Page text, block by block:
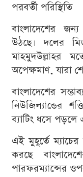
পরবর্তী পরিস্থিতি
বাংলাদেশের
উঠছে। দলের
মাহমুদউল্লাহর
অপেক্ষমাণ, যারা
বাংলাদেশের
নিউজিল্যান্ডের
ব্যাটিং ধসে পড়লে
এই মুহূর্তে
করছে
পারফরম্যান্সের